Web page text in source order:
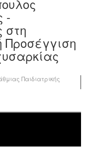
-
στη
Προσέγγιση
Παιδιατρικής